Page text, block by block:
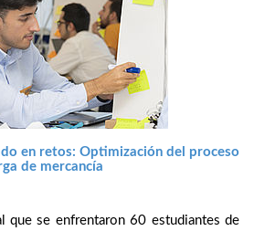
en retos: Optimización del proceso
de mercancía
que se enfrentaron 60 estudiantes de